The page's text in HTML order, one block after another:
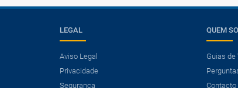
LEGAL
Aviso Legal
Privacidade
Segurança
QUEM
Guias de
Contacto